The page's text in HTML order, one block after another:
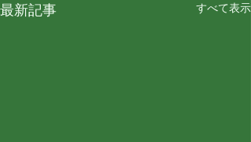
最新記事 すべて表示